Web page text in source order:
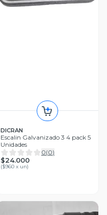
DICRAN
Escalin Galvanizado 3 4 pack 5
Unidades
0(0)
$24.000
($960 x un)